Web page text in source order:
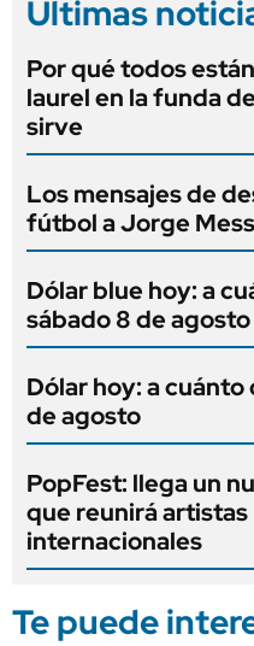
Últimas
Por qué todos
laurel en la funda
sirve
Los mensajes de
fútbol a Jorge
Dólar blue hoy: a
sábado 8 de agosto
Dólar hoy: a
de agosto
PopFest: llega un
que reunirá artistas
internacionales
Te puede